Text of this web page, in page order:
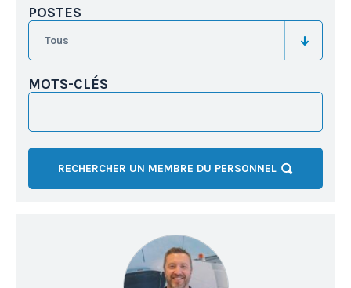
POSTES
MOTS-CLÉS
RECHERCHER UN MEMBRE DU PERSONNEL